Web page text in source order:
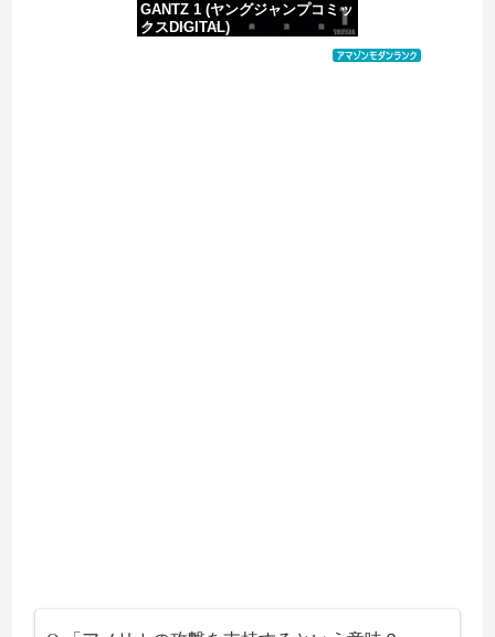
GANTZ 1 (ヤングジャンプコミッ
クスDIGITAL)
価格：¥100